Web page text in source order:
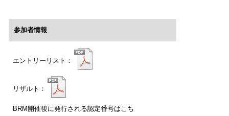
参加者情報
エントリーリスト：
リザルト：
BRM開催後に発行される認定番号はこち